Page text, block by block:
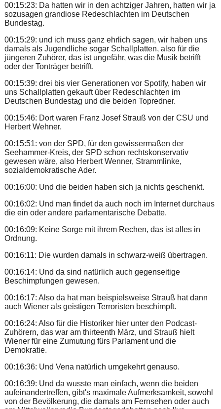
00:15:23: Da hatten wir in den achtziger Jahren, hatten wir ja
sozusagen grandiose Redeschlachten im Deutschen
Bundestag.
00:15:29: und ich muss ganz ehrlich sagen, wir haben uns
damals als Jugendliche sogar Schallplatten, also für die
jüngeren Zuhörer, das ist ungefähr, was die Musik betrifft
oder der Tonträger betrifft.
00:15:39: drei bis vier Generationen vor Spotify, haben wir
uns Schallplatten gekauft über Redeschlachten im
Deutschen Bundestag und die beiden Topredner.
00:15:46: Dort waren Franz Josef Strauß von der CSU und
Herbert Wehner.
00:15:51: von der SPD, für den gewissermaßen der
Seehammer-Kreis, der SPD schon rechtskonservativ
gewesen wäre, also Herbert Wenner, Strammlinke,
sozialdemokratische Ader.
00:16:00: Und die beiden haben sich ja nichts geschenkt.
00:16:02: Und man findet da auch noch im Internet durchaus
die ein oder andere parlamentarische Debatte.
00:16:09: Keine Sorge mit ihrem Rechen, das ist alles in
Ordnung.
00:16:11: Die wurden damals in schwarz-weiß übertragen.
00:16:14: Und da sind natürlich auch gegenseitige
Beschimpfungen gewesen.
00:16:17: Also da hat man beispielsweise Strauß hat dann
auch Wiener als geistigen Terroristen beschimpft.
00:16:24: Also für die Historiker hier unter den Podcast-
Zuhörern, das war am thirteenth März, und Strauß hielt
Wiener für eine Zumutung fürs Parlament und die
Demokratie.
00:16:36: Und Vena natürlich umgekehrt genauso.
00:16:39: Und da wusste man einfach, wenn die beiden
aufeinandertreffen, gibt's maximale Aufmerksamkeit, sowohl
von der Bevölkerung, die damals am Fernsehen oder auch